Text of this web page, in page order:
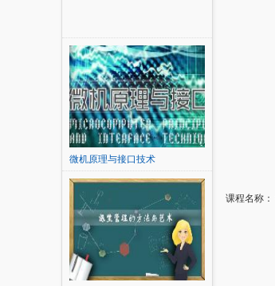
微机原理与接口技术
课程名称：